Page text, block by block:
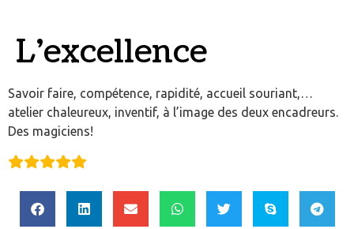
L’excellence
Savoir faire, compétence, rapidité, accueil souriant,…
atelier chaleureux, inventif, à l’image des deux encadreurs.
Des magiciens!